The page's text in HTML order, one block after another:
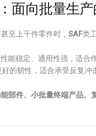
面向批量生
至上千件零件时， SAF类
性能稳定、通用性强，适合
好的韧性，适合承受反复冲
部件、小批量终端产品、